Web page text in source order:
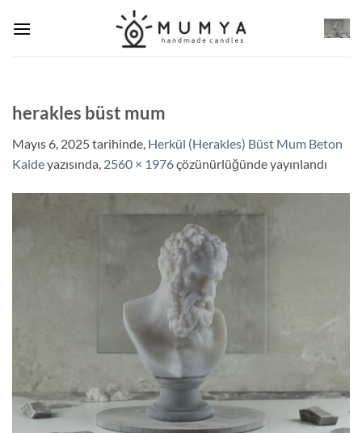
atla
herakles büst mum
Mayıs 6, 2025tarihinde, Herkül (Herakles) Büst Mum Beton
Kaideyazısında, 2560 × 1976çözünürlüğünde yayınlandı